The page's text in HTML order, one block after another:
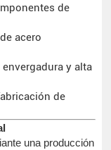
de
acero
y alta
de
una producción